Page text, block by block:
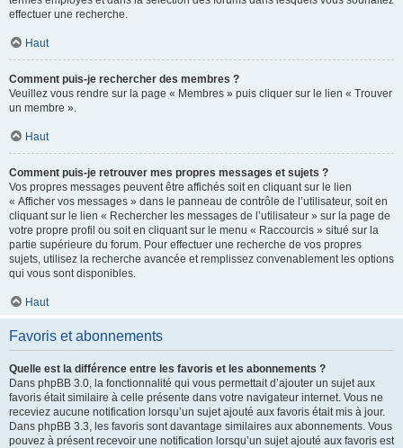
effectuer une recherche.
Haut
Comment puis-je rechercher des membres ?
Veuillez vous rendre sur la page « Membres » puis cliquer sur le lien « Trouver
un membre ».
Haut
Comment puis-je retrouver mes propres messages et sujets ?
Vos propres messages peuvent être affichés soit en cliquant sur le lien
« Afficher vos messages » dans le panneau de contrôle de l’utilisateur, soit en
cliquant sur le lien « Rechercher les messages de l’utilisateur » sur la page de
votre propre profil ou soit en cliquant sur le menu « Raccourcis » situé sur la
partie supérieure du forum. Pour effectuer une recherche de vos propres
sujets, utilisez la recherche avancée et remplissez convenablement les options
qui vous sont disponibles.
Haut
Favoris et abonnements
Quelle est la différence entre les favoris et les abonnements ?
Dans phpBB 3.0, la fonctionnalité qui vous permettait d’ajouter un sujet aux
favoris était similaire à celle présente dans votre navigateur internet. Vous ne
receviez aucune notification lorsqu’un sujet ajouté aux favoris était mis à jour.
Dans phpBB 3.3, les favoris sont davantage similaires aux abonnements. Vous
pouvez à présent recevoir une notification lorsqu’un sujet ajouté aux favoris est